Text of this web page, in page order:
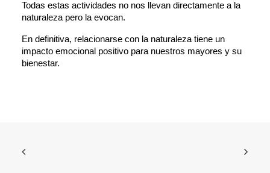
Todas estas actividades no nos llevan directamente a la
naturaleza pero la evocan.
En definitiva, relacionarse con la naturaleza tiene un
impacto emocional positivo para nuestros mayores y su
bienestar.